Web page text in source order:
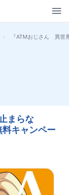
> 『ATMおじさん 異世
まらな
キャンペー